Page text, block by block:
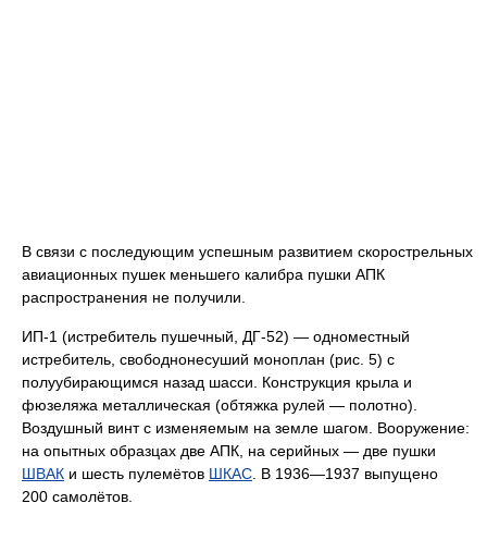
В связи с последующим успешным развитием скорострельных
авиационных пушек меньшего калибра пушки АПК
распространения не получили.
ИП-1 (истребитель пушечный, ДГ-52) — одноместный
истребитель, свободнонесуший моноплан (рис. 5) с
полуубирающимся назад шасси. Конструкция крыла и
фюзеляжа металлическая (обтяжка рулей — полотно).
Воздушный винт с изменяемым на земле шагом. Вооружение:
на опытных образцах две АПК, на серийных — две пушки
ШВАК и шесть пулемётов ШКАС . В 1936—1937 выпущено
200 самолётов.